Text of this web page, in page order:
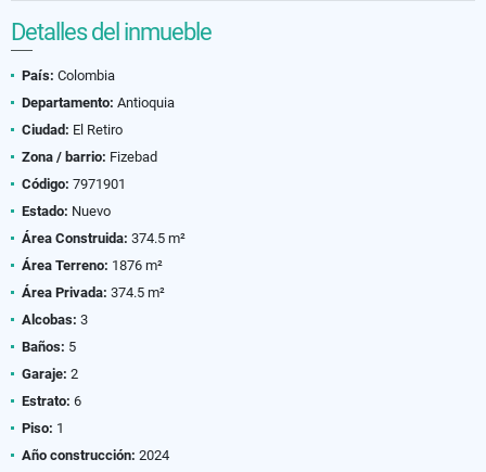
Detalles del inmueble
País: Colombia
Departamento: Antioquia
Ciudad: El Retiro
Zona / barrio: Fizebad
Código: 7971901
Estado: Nuevo
Área Construida: 374.5 m²
Área Terreno: 1876 m²
Área Privada: 374.5 m²
Alcobas: 3
Baños: 5
Garaje: 2
Estrato: 6
Piso: 1
Año construcción: 2024